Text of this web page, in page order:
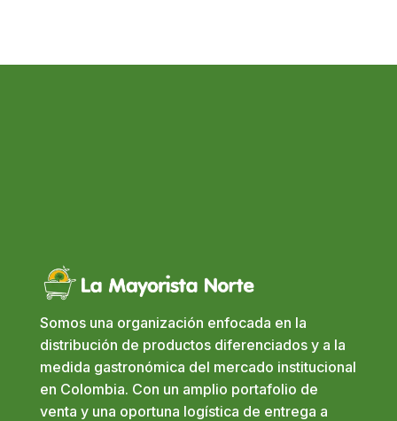
Somos una organización enfocada en la
distribución de productos diferenciados y a la
medida gastronómica del mercado institucional
en Colombia. Con un amplio portafolio de
venta y una oportuna logística de entrega a